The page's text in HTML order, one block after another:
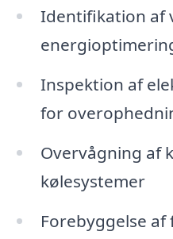
Identifikation af
Inspektion af
for
Overvågning af
kølesystemer
Forebyggelse